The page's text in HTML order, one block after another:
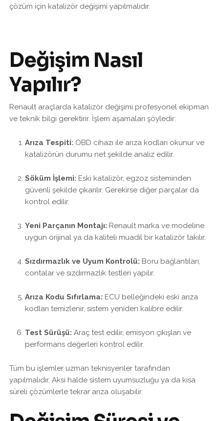
çözüm için katalizör değişimi yapılmalıdır.
Değişim Nasıl
Yapılır?
Renault araçlarda katalizör değişimi profesyonel ekipman
ve teknik bilgi gerektirir. İşlem aşamaları şöyledir:
Arıza Tespiti: OBD cihazı ile arıza kodları okunur ve
katalizörün durumu net şekilde analiz edilir.
Söküm İşlemi: Eski katalizör, egzoz sisteminden
güvenli şekilde çıkarılır. Gerekirse diğer parçalar da
kontrol edilir.
Yeni Parçanın Montajı: Renault marka ve modeline
uygun orijinal ya da kaliteli muadil bir katalizör takılır.
Sızdırmazlık ve Uyum Kontrolü: Boru bağlantıları,
contalar ve sızdırmazlık testleri yapılır.
Arıza Kodu Sıfırlama: ECU belleğindeki eski arıza
kodları temizlenir, sistem yeniden kalibre edilir.
Test Sürüşü: Araç test edilir, emisyon çıkışları ve
performans değerleri kontrol edilir.
Tüm bu işlemler uzman teknisyenler tarafından
yapılmalıdır. Aksi halde sistem uyumsuzluğu ya da kısa
süreli çözümlerle tekrar arıza oluşabilir.